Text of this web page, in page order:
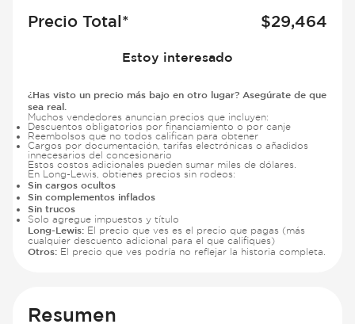
Precio Total* $29,464
Estoy interesado
¿Has visto un precio más bajo en otro lugar? Asegúrate de que
sea real.
Muchos vendedores anuncian precios que incluyen:
Descuentos obligatorios por financiamiento o por canje
Reembolsos que no todos califican para obtener
Cargos por documentación, tarifas electrónicas o añadidos
innecesarios del concesionario
Estos costos adicionales pueden sumar miles de dólares.
En Long-Lewis, obtienes precios sin rodeos:
Sin cargos ocultos
Sin complementos inflados
Sin trucos
Solo agregue impuestos y título
Long-Lewis: El precio que ves es el precio que pagas (más
cualquier descuento adicional para el que califiques)
Otros: El precio que ves podría no reflejar la historia completa.
Resumen